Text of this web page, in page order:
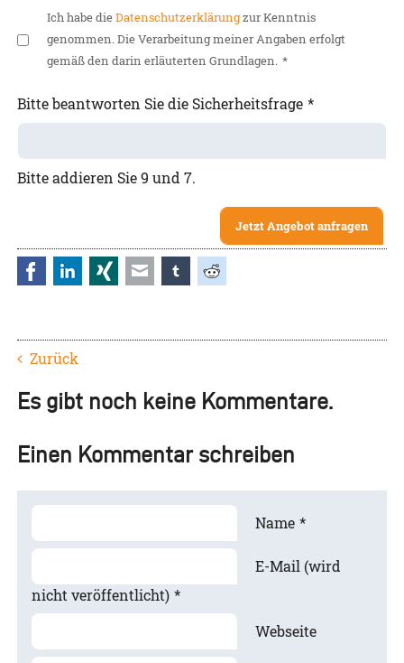
Ich habe dieDatenschutzerklärungzur Kenntnis
genommen. Die Verarbeitung meiner Angaben erfolgt
gemäß den darin erläuterten Grundlagen. *
Bitte beantworten Sie die Sicherheitsfrage *
Bitte addieren Sie 9 und 7.
Jetzt Angebot anfragen
FacebookLinkedIn Xing E-mail tumblr
Zurück
Es gibt noch keine Kommentare.
Einen Kommentar schreiben
Name *
E-Mail (wird
nicht veröffentlicht) *
Webseite